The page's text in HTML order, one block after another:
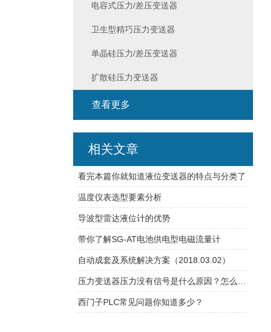
电容式压力/差压变送器
卫生型精巧压力变送器
单晶硅压力/差压变送器
扩散硅压力变送器
查看更多
相关文章
看完本篇你就知道液位变送器的特点与分类了
温度仪表选型要素分析
导波型雷达液位计的优势
带你了解SG-AT电池供电型电磁流量计
自动成套及系统解决方案（2018.03.02）
西门子PLC常见问题你知道多少？